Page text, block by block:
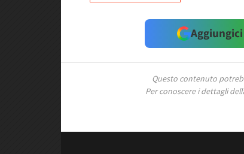
Questo contenuto
Per conoscere i dettagli